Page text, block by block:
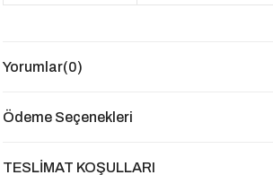
Yorumlar(0)
Ödeme Seçenekleri
TESLİMAT KOŞULLARI